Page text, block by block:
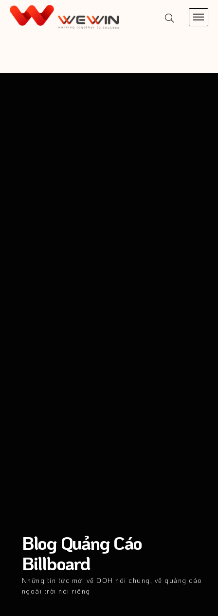
Blog Quảng Cáo
Billboard
Những tin tức mới về OOH nói chung, về quảng cáo
ngoài trời nói riêng